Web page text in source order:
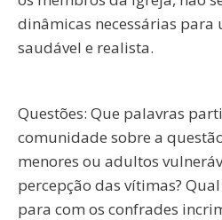
dinâmicas necessárias
saudável e realista.
Questões: Que palavras
comunidade sobre a
menores ou adultos
percepção das vítimas?
para com os confrades